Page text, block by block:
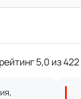
5,0 из